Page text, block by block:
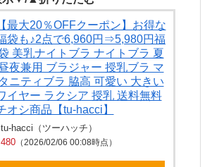
【最大20％OFFクーポン】お得な
袋も♪2点で6,960円⇒5,980円福
美乳ナイトブラ ナイトブラ 夏
夜兼用 ブラジャー 授乳ブラ マ
タニティブラ 脇高 可愛い 大きい
イヤー ラクシア 授乳 送料無料
オシ商品【tu-hacci】
tu-hacci（ツーハッチ）
（2026/02/06 00:08時点）